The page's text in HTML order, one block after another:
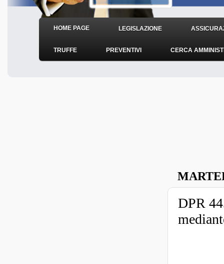
HOME PAGE LEGISLAZIONE
TRUFFE PREVENTIVI CERCA
DPR